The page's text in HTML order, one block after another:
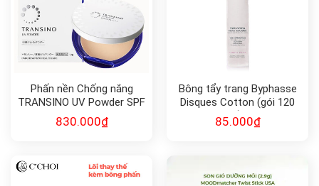
Phấn nền Chống nắng
TRANSINO UV Powder SPF
50+ 12g
830.000₫
Bông tẩy trang Byphasse
Disques Cotton (gói 120
miếng)
85.000₫